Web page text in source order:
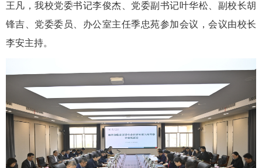
王凡，我校党委书记李俊杰、党委副书记叶华松、副校长胡
锋吉、党委委员、办公室主任季忠苑参加会议，会议由校长
李安主持。